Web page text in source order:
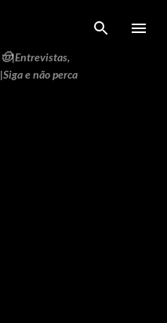
principal
e não perca